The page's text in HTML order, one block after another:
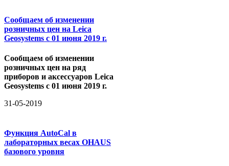
Сообщаем об изменении
розничных цен на Leica
Geosystems с 01 июня 2019 г.
Сообщаем об изменении
розничных цен на ряд
приборов и аксессуаров Leica
Geosystems с 01 июня 2019 г.
31-05-2019
Функция AutoCal в
лабораторных весах OHAUS
базового уровня